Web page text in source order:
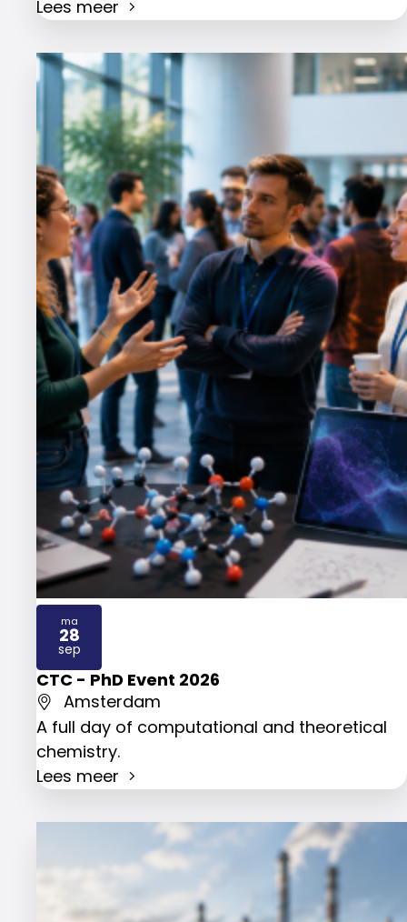
Lees meer
CTC - PhD Event 2026
Amsterdam
A full day of computational and theoretical
chemistry.
Lees meer
ma
28
sep
2026